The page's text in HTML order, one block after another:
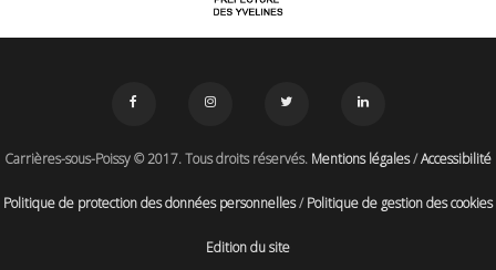
Carrières-sous-Poissy © 2017. Tous droits réservés. Mentions légales/Accessibilité
Politique de protection des données personnelles/Politique de gestion des cookies
Edition du site